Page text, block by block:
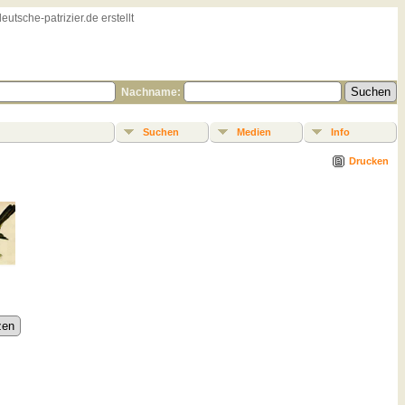
patrizier.de erstellt
Nachname:
Suchen Medien Info
Drucken